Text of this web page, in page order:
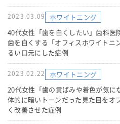
2023.03.09 ホワイトニング
40代女性「歯を白くしたい」歯科医
歯を白くする「オフィスホワイトニ
るい口元にした症例
2023.02.22 ホワイトニング
20代女性「歯の黄ばみや着色が気に
体的に暗いトーンだった見た目をオ
く改善させた症例